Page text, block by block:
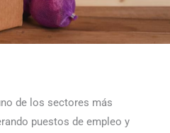
de los sectores más
puestos de empleo y